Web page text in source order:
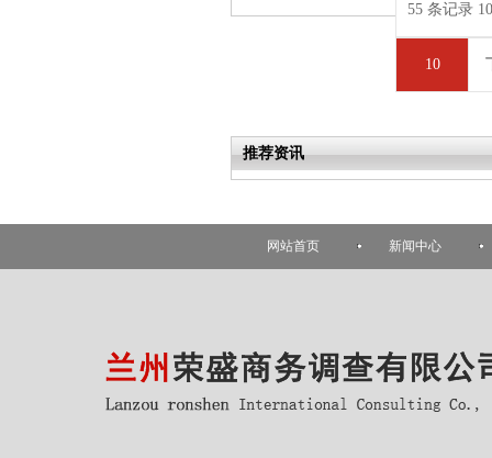
55 条记录
10
推荐资讯
网站首页 新闻中心